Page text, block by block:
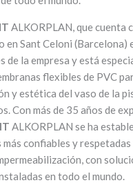
ALKORPLAN, que cuenta
Sant Celoni (Barcelona)
de la empresa y está
flexibles de PVC
y estética del vaso de la
Con más de 35 años de
ALKORPLAN se ha
más confiables y respetadas
con
en todo el mundo.